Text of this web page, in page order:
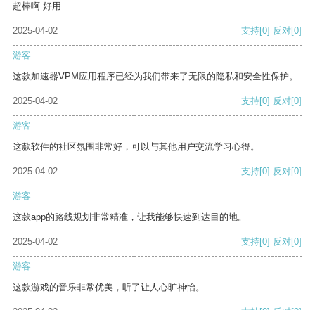
超棒啊 好用
2025-04-02 支持[0] 反对[0]
游客
这款加速器VPM应用程序已经为我们带来了无限的隐私和安全性保护。
2025-04-02 支持[0] 反对[0]
游客
这款软件的社区氛围非常好，可以与其他用户交流学习心得。
2025-04-02 支持[0] 反对[0]
游客
这款app的路线规划非常精准，让我能够快速到达目的地。
2025-04-02 支持[0] 反对[0]
游客
这款游戏的音乐非常优美，听了让人心旷神怡。